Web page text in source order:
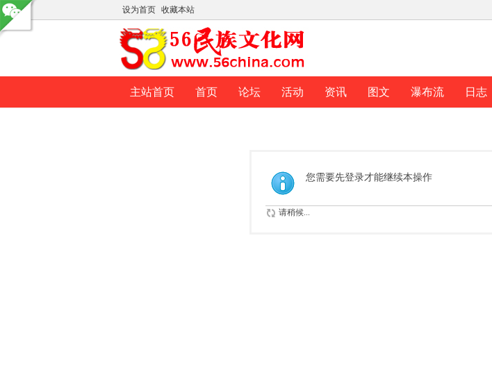
设为首页 收藏本站
主站首页 首页 论坛 活动 资讯 图文 瀑布流 日志
您需要先登录才能继续本操作
请稍候...